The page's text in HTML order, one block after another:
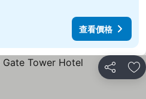
查看價格
分享 加